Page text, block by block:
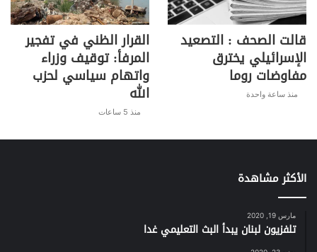
قالت الصحف : التصعيد
الإسرائيلي يخترق
مفاوضات روما
منذ ساعة واحدة
القرار الظني في تفجير
المرفأ: توقيف وزراء
واتهام سياسي لحزب
الله
منذ 5 ساعات
الأكثر مشاهدة
مارس 19, 2020
تلفزيون لبنان يبدأ البث التعليمي غدا